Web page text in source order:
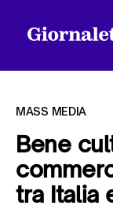
Tutti gli
MASS MEDIA
Bene
tra Italia